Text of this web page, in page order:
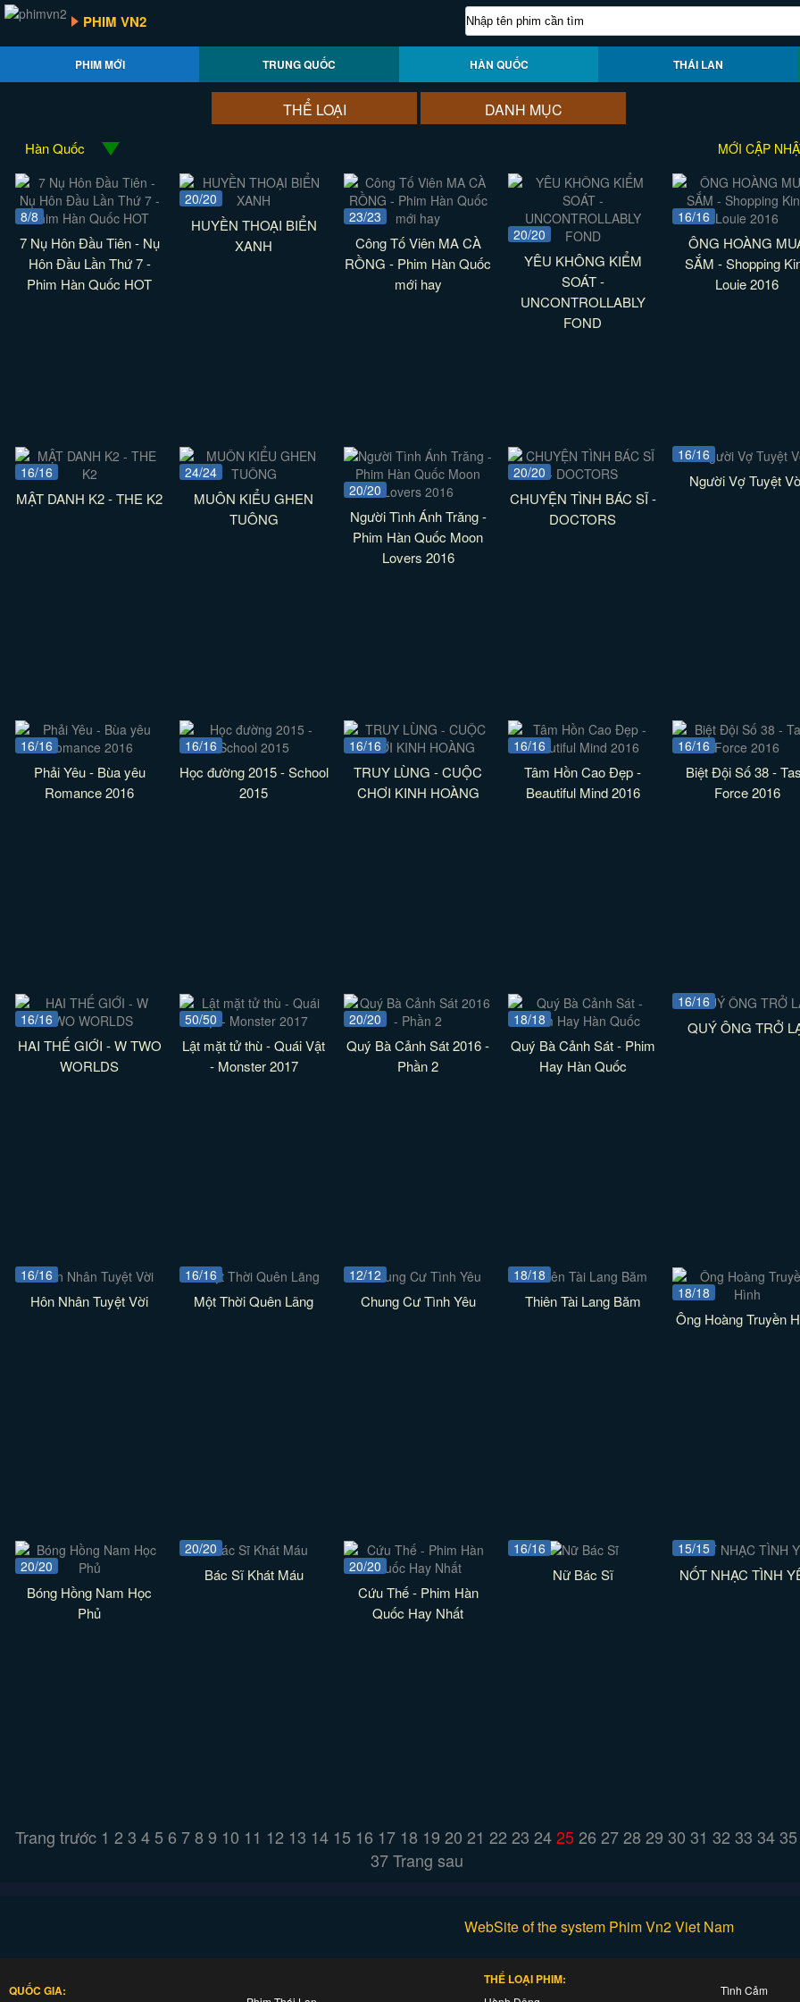
PHIM VN2
PHIM MỚI TRUNG QUỐC HÀN QUỐC THÁI LAN
THỂ LOẠI DANH MỤC
Hàn Quốc MỚI CẬP
8/8
7 Nụ Hôn Đầu Tiên - Nụ
Hôn Đầu Lần Thứ 7 -
Phim Hàn Quốc HOT
20/20
HUYỀN THOẠI BIỂN
XANH
23/23
Công Tố Viên MA CÀ
RỒNG - Phim Hàn Quốc
mới hay
20/20
YÊU KHÔNG KIỂM
SOÁT -
UNCONTROLLABLY
FOND
16/16
ÔNG HOÀNG
SẮM - Shopping
Louie 2016
16/16
MẬT DANH K2 - THE K2
24/24
MUÔN KIỂU GHEN
TUÔNG
20/20
Người Tình Ánh Trăng -
Phim Hàn Quốc Moon
Lovers 2016
20/20
CHUYỆN TÌNH BÁC SĨ -
DOCTORS
16/16
Người Vợ Tuyệt
16/16
Phải Yêu - Bùa yêu
Romance 2016
16/16
Học đường 2015 - School
2015
16/16
TRUY LÙNG - CUỘC
CHƠI KINH HOÀNG
16/16
Tâm Hồn Cao Đẹp -
Beautiful Mind 2016
16/16
Biệt Đội Số 38 -
Force 2016
16/16
HAI THẾ GIỚI - W TWO
WORLDS
50/50
Lật mặt tử thù - Quái Vật
- Monster 2017
20/20
Quý Bà Cảnh Sát 2016 -
Phần 2
18/18
Quý Bà Cảnh Sát - Phim
Hay Hàn Quốc
16/16
QUÝ ÔNG TRỞ
16/16
Hôn Nhân Tuyệt Vời
16/16
Một Thời Quên Lãng
12/12
Chung Cư Tình Yêu
18/18
Thiên Tài Lang Băm 18/18
Ông Hoàng Truyền
20/20
Bóng Hồng Nam Học
Phủ
20/20
Bác Sĩ Khát Máu 20/20
Cứu Thế - Phim Hàn
Quốc Hay Nhất
16/16
Nữ Bác Sĩ
15/15
NỐT NHẠC TÌNH
Trang trước 1 2 3 4 5 6 7 8 9 10 11 12 13 14 15 16 17 18 19 20 21 22 23 24 25 26 27 28 29 30 31 32 33 34 35
37Trang sau
WebSite of the system Phim Vn2 Viet Nam
QUỐC GIA:
THỂ LOẠI PHIM:
Tình Cảm